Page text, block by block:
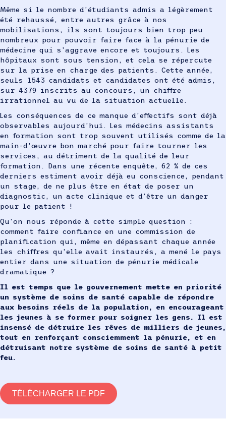
Même si le nombre d’étudiants admis a légèrement
été rehaussé, entre autres grâce à nos
mobilisations, ils sont toujours bien trop peu
nombreux pour pouvoir faire face à la pénurie de
médecine qui s’aggrave encore et toujours. Les
hôpitaux sont sous tension, et cela se répercute
sur la prise en charge des patients. Cette année,
seuls 1543 candidats et candidates ont été admis,
sur 4379 inscrits au concours, un chiffre
irrationnel au vu de la situation actuelle.
Les conséquences de ce manque d’effectifs sont déjà
observables aujourd’hui. Les médecins assistants
en formation sont trop souvent utilisés comme de la
main-d’œuvre bon marché pour faire tourner les
services, au détriment de la qualité de leur
formation. Dans une récente enquête, 62 % de ces
derniers estiment avoir déjà eu conscience, pendant
un stage, de ne plus être en état de poser un
diagnostic, un acte clinique et d’être un danger
pour le patient !
Qu’on nous réponde à cette simple question :
comment faire confiance en une commission de
planification qui, même en dépassant chaque année
les chiffres qu’elle avait instaurés, a mené le pays
entier dans une situation de pénurie médicale
dramatique ?
Il est temps que le gouvernement mette en priorité
un système de soins de santé capable de répondre
aux besoins réels de la population, en encourageant
les jeunes à se former pour soigner les gens. Il est
insensé de détruire les rêves de milliers de jeunes,
tout en renforçant consciemment la pénurie, et en
détruisant notre système de soins de santé à petit
feu.
TÉLÉCHARGER LE PDF